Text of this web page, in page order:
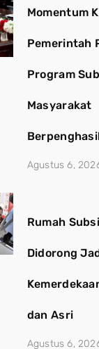
Momentum
Pemerintah
Program
Masyarakat
Agustus 6,
Rumah
Didorong
dan Asri
Agustus 6,